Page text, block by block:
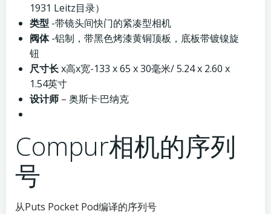
1931 Leitz目录）
类型 -带镜头间快门的紧凑型相机
阀体-铝制，带黑色烤漆黄铜顶板，底板带镀镍旋
钮
尺寸长x高x宽-133 x 65 x 30毫米/ 5.24 x 2.60 x
1.54英寸
设计师 – 奥斯卡·巴纳克
Compur相机的序列
号
从Puts Pocket Pod编译的序列号